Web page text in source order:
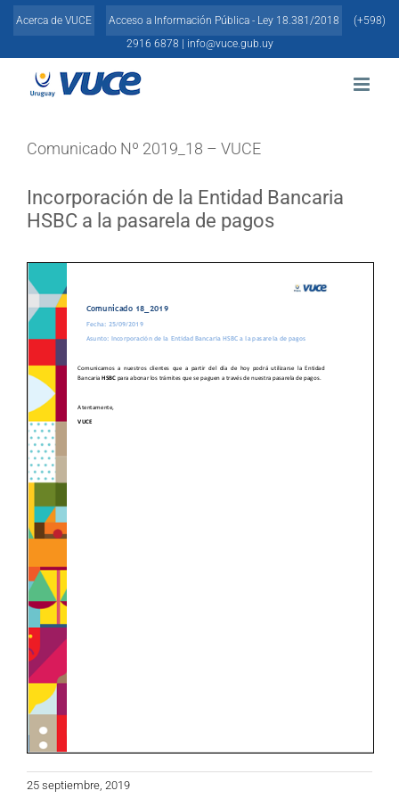
Skip
Acerca de VUCE Acceso a Información Pública - Ley 18.381/2018
(+598)
2916 6878 |
info@vuce.gub.uy
Comunicado Nº 2019_18 – VUCE
Incorporación de la Entidad Bancaria
HSBC a la pasarela de pagos
25 septiembre, 2019